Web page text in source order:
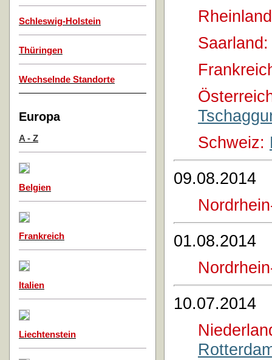
Schleswig-Holstein
Thüringen
Wechselnde Standorte
Europa
A - Z
Belgien
Frankreich
Italien
Liechtenstein
Saarland:
Schweiz:
09.08.2014
01.08.2014
10.07.2014